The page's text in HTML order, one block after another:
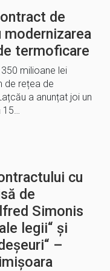
de
termoficare
milioane lei
de rețea de
a anunțat joi un
15…
cu
de
Simonis
legii“ și
–